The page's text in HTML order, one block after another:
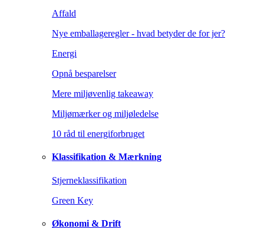
Affald
Nye emballageregler - hvad betyder de for jer?
Energi
Opnå besparelser
Mere miljøvenlig takeaway
Miljømærker og miljøledelse
10 råd til energiforbruget
Klassifikation & Mærkning
Stjerneklassifikation
Green Key
Økonomi & Drift